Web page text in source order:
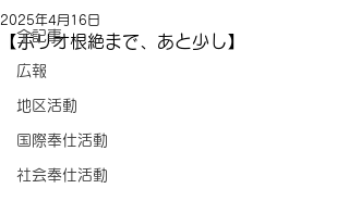
全記事
広報
地区活動
国際奉仕活動
社会奉仕活動
【ポリオ根絶まで、あと少し】
2025年4月16日